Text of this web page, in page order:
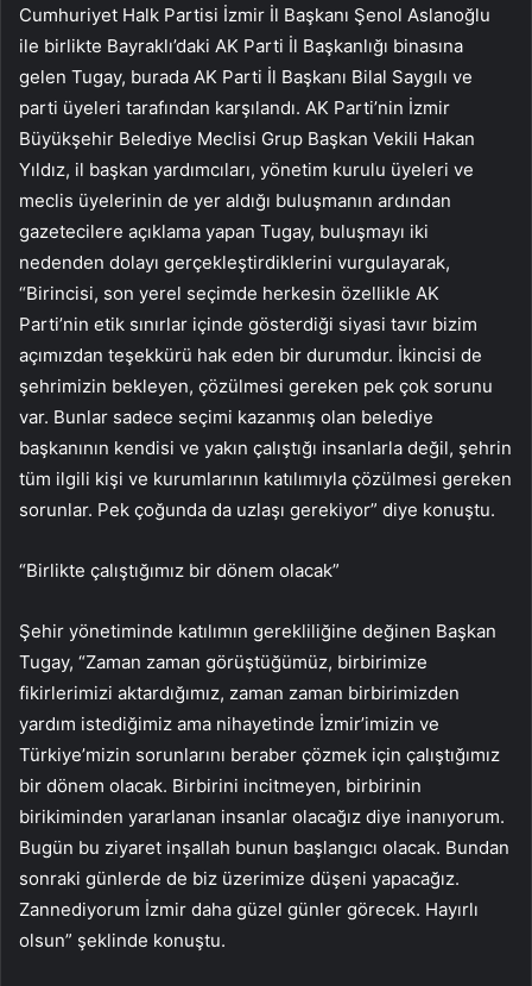
Cumhuriyet Halk Partisi İzmir İl Başkanı Şenol Aslanoğlu
ile birlikte Bayraklı’daki AK Parti İl Başkanlığı binasına
gelen Tugay, burada AK Parti İl Başkanı Bilal Saygılı ve
parti üyeleri tarafından karşılandı. AK Parti’nin İzmir
Büyükşehir Belediye Meclisi Grup Başkan Vekili Hakan
Yıldız, il başkan yardımcıları, yönetim kurulu üyeleri ve
meclis üyelerinin de yer aldığı buluşmanın ardından
gazetecilere açıklama yapan Tugay, buluşmayı iki
nedenden dolayı gerçekleştirdiklerini vurgulayarak,
“Birincisi, son yerel seçimde herkesin özellikle AK
Parti’nin etik sınırlar içinde gösterdiği siyasi tavır bizim
açımızdan teşekkürü hak eden bir durumdur. İkincisi de
şehrimizin bekleyen, çözülmesi gereken pek çok sorunu
var. Bunlar sadece seçimi kazanmış olan belediye
başkanının kendisi ve yakın çalıştığı insanlarla değil, şehrin
tüm ilgili kişi ve kurumlarının katılımıyla çözülmesi gereken
sorunlar. Pek çoğunda da uzlaşı gerekiyor” diye konuştu.
“Birlikte çalıştığımız bir dönem olacak”
Şehir yönetiminde katılımın gerekliliğine değinen Başkan
Tugay, “Zaman zaman görüştüğümüz, birbirimize
fikirlerimizi aktardığımız, zaman zaman birbirimizden
yardım istediğimiz ama nihayetinde İzmir’imizin ve
Türkiye’mizin sorunlarını beraber çözmek için çalıştığımız
bir dönem olacak. Birbirini incitmeyen, birbirinin
birikiminden yararlanan insanlar olacağız diye inanıyorum.
Bugün bu ziyaret inşallah bunun başlangıcı olacak. Bundan
sonraki günlerde de biz üzerimize düşeni yapacağız.
Zannediyorum İzmir daha güzel günler görecek. Hayırlı
olsun” şeklinde konuştu.